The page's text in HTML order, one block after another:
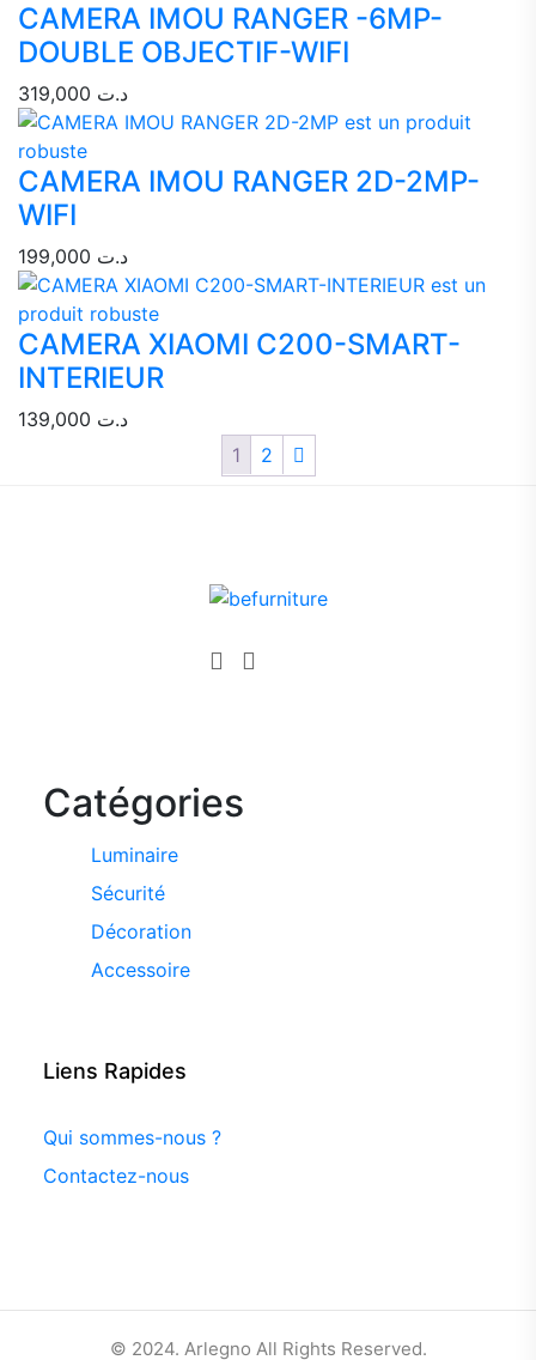
CAMERA IMOU RANGER -6MP-
DOUBLE OBJECTIF-WIFI
د.ت
CAMERA IMOU RANGER 2D-2MP-
WIFI
د.ت
CAMERA XIAOMI C200-SMART-
INTERIEUR
د.ت
1
2
Catégories
Luminaire
Sécurité
Décoration
Accessoire
Liens Rapides
Qui sommes-nous ?
Contactez-nous
© 2024. Arlegno All Rights Reserved.